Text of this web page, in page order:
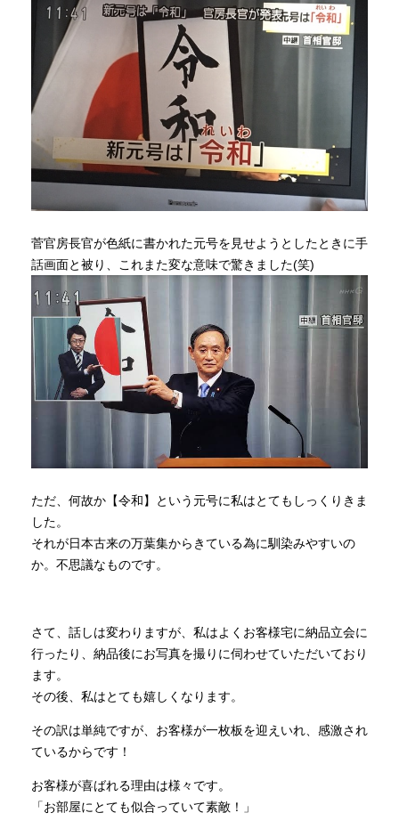
INFORMATION
MOKUBA CHANNEL
よくあるご質問
お問い合わせ
菅官房長官が色紙に書かれた元号を見せようとしたときに手
話画面と被り、これまた変な意味で驚きました(笑)
ただ、何故か【令和】という元号に私はとてもしっくりきま
した。
それが日本古来の万葉集からきている為に馴染みやすいの
か。不思議なものです。
さて、話しは変わりますが、私はよくお客様宅に納品立会に
行ったり、納品後にお写真を撮りに伺わせていただいており
ます。
その後、私はとても嬉しくなります。
その訳は単純ですが、お客様が一枚板を迎えいれ、感激され
ているからです！
お客様が喜ばれる理由は様々です。
「お部屋にとても似合っていて素敵！」